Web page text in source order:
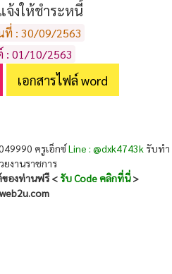
จ้งให้ชำระหนี้
ที่ : 30/09/2563
: 01/10/2563
เอกสารไฟล์ word
ครูเอ็กซ์Line : @dxk4743k รับทำ
ยงานราชการ
ของท่านฟรี <รับ Code คลิกที่นี่>